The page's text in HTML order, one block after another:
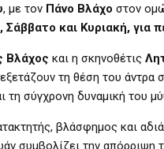
, με τον Πάνο Βλάχο στον
και Κυριακή, για
Βλάχος και η σκηνοθέτις
τη θέση του
τη σύγχρονη δυναμική του
βλάσφημος και
συμβολίζει την απόρριψη